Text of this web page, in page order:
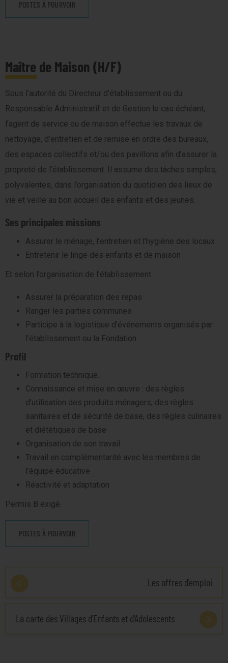
POSTES À POURVOIR
Maître de Maison (H/F)
Sous l’autorité du Directeur d’établissement ou du
Responsable Administratif et de Gestion le cas échéant,
l’agent de service ou de maison effectue les travaux de
nettoyage, d’entretien et de remise en ordre des bureaux,
des espaces collectifs et/ou des pavillons afin d’assurer la
propreté de l’établissement. Il assume des tâches simples,
polyvalentes, dans l’organisation du quotidien des lieux de
vie et veille au bon accueil des enfants et des jeunes.
Ses principales missions
Assurer le ménage, l’entretien et l’hygiène des locaux
Entretenir le linge des enfants et de maison
Et selon l’organisation de l’établissement :
Assurer la préparation des repas
Ranger les parties communes
Participe à la logistique d’événements organisés par
l’établissement ou la Fondation
Profil
Formation technique.
Connaissance et mise en œuvre : des règles
d’utilisation des produits ménagers, des règles
sanitaires et de sécurité de base, des règles culinaires
et diététiques de base
Organisation de son travail
Travail en complémentarité avec les membres de
l’équipe éducative
Réactivité et adaptation
Permis B exigé.
POSTES À POURVOIR
Les offres d'emploi
La carte des Villages d'Enfants et d'Adolescents